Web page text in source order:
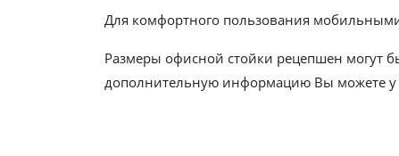
Для комфортного пользования
Размеры офисной стойки рецепшен могут
дополнительную информацию Вы можете